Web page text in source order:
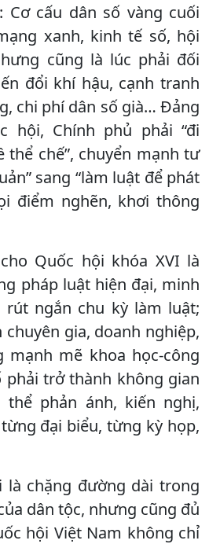
cấu dân số vàng cuối
xanh, kinh tế số, hội
cũng là lúc phải đối
đổi khí hậu, cạnh tranh
chi phí dân số già… Đảng
hội, Chính phủ phải “đi
chế”, chuyển mạnh tư
sang “làm luật để phát
điểm nghẽn, khơi thông
Quốc hội khóa XVI là
pháp luật hiện đại, minh
rút ngắn chu kỳ làm luật;
gia, doanh nghiệp,
mẽ khoa học-công
phải trở thành không gian
phản ánh, kiến nghị,
đại biểu, từng kỳ họp,
là chặng đường dài trong
dân tộc, nhưng cũng đủ
hội Việt Nam không chỉ